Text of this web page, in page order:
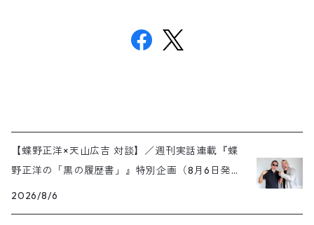
【蝶野正洋×天山広吉 対談】／週刊実話連載『蝶
野正洋の「黒の履歴書」』特別企画（8月6日発売
号）
2026/8/6